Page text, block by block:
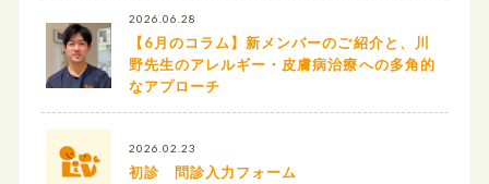
2026.06.28
【6月のコラム】新メンバーのご紹介と、川
野先生のアレルギー・皮膚病治療への多角的
なアプローチ
2026.02.23
初診 問診入力フォーム